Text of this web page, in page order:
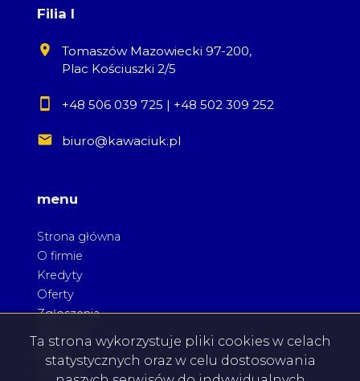
Filia I
Tomaszów Mazowiecki 97-200,
Plac Kościuszki 2/5
+48 506 039 725 | +48 502 309 252
biuro@kawaciuk.pl
menu
Strona główna
O firmie
Kredyty
Oferty
Zgłoszenia
Kontakt
Ta strona wykorzystuje pliki cookies w celach
statystycznych oraz w celu dostosowania